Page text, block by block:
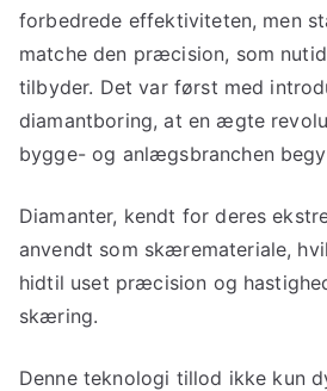
forbedrede effektiviteten, men
matche den præcision, som
tilbyder. Det var først med
diamantboring, at en ægte
bygge- og anlægsbranchen
Diamanter, kendt for deres
anvendt som skæremateriale,
hidtil uset præcision og
skæring.
Denne teknologi tillod ikke kun